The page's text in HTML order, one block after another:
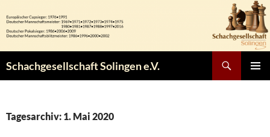
Inhalt
springen
Schachgesellschaft Solingen e.V.
Tagesarchiv: 1. Mai 2020